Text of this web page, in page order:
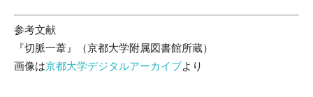
参考文献
『切脈一葦』（京都大学附属図書館所蔵）
画像は京都大学デジタルアーカイブより